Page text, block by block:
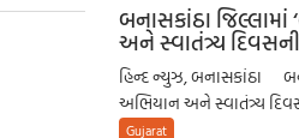
બનાસકાંઠા જિલ્લામાં
અને સ્વાતંત્ર્ય
હિન્દ ન્યુઝ, બનાસકાંઠા
અભિયાન અને સ્વાતંત્ર્ય
Gujarat